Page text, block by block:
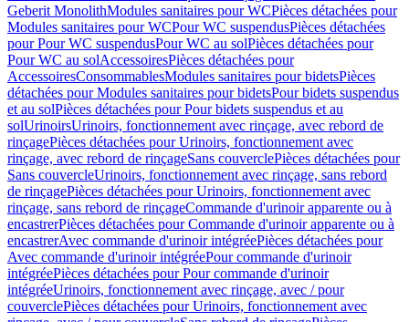
Geberit MonolithModules sanitaires pour WCPièces détachées pour
Modules sanitaires pour WCPour WC suspendusPièces détachées
pour Pour WC suspendusPour WC au solPièces détachées pour
Pour WC au solAccessoiresPièces détachées pour
AccessoiresConsommablesModules sanitaires pour bidetsPièces
détachées pour Modules sanitaires pour bidetsPour bidets suspendus
et au solPièces détachées pour Pour bidets suspendus et au
solUrinoirsUrinoirs, fonctionnement avec rinçage, avec rebord de
rinçagePièces détachées pour Urinoirs, fonctionnement avec
rinçage, avec rebord de rinçageSans couverclePièces détachées pour
Sans couvercleUrinoirs, fonctionnement avec rinçage, sans rebord
de rinçagePièces détachées pour Urinoirs, fonctionnement avec
rinçage, sans rebord de rinçageCommande d'urinoir apparente ou à
encastrerPièces détachées pour Commande d'urinoir apparente ou à
encastrerAvec commande d'urinoir intégréePièces détachées pour
Avec commande d'urinoir intégréePour commande d'urinoir
intégréePièces détachées pour Pour commande d'urinoir
intégréeUrinoirs, fonctionnement avec rinçage, avec / pour
couverclePièces détachées pour Urinoirs, fonctionnement avec